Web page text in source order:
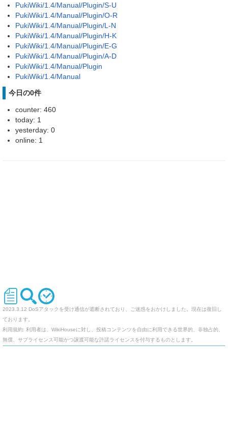
PukiWiki/1.4/Manual/Plugin/S-U
PukiWiki/1.4/Manual/Plugin/O-R
PukiWiki/1.4/Manual/Plugin/L-N
PukiWiki/1.4/Manual/Plugin/H-K
PukiWiki/1.4/Manual/Plugin/E-G
PukiWiki/1.4/Manual/Plugin/A-D
PukiWiki/1.4/Manual/Plugin
PukiWiki/1.4/Manual
今日の0件
counter: 460
today: 1
yesterday: 0
online: 1
2023.3.12 DoSアタックを受け通信が遮断されており、ご迷惑をおかけしました。現在は復旧し
ております。
利用規約: 利用者は、WikiHouseに対し、投稿コンテンツを自由に利用できる世界的、非独占的、
無償、サブライセンス可能かつ譲渡可能な許諾ライセンスを付与するものとします。